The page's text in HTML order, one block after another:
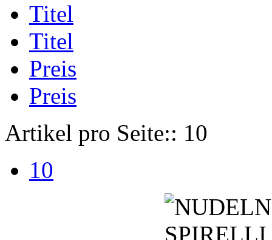
Titel
Titel
Preis
Preis
Artikel pro Seite:: 10
10